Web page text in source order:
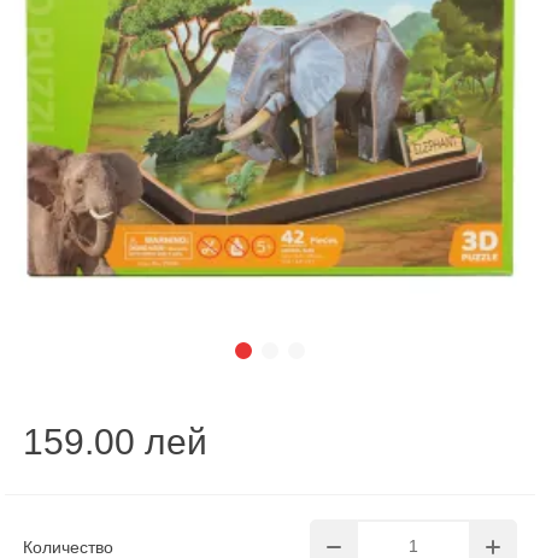
Количество
159.00 лей